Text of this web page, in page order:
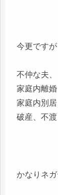
今更です
不仲な夫、
家庭内離婚
家庭内別居
破産、不渡
かなりネガ